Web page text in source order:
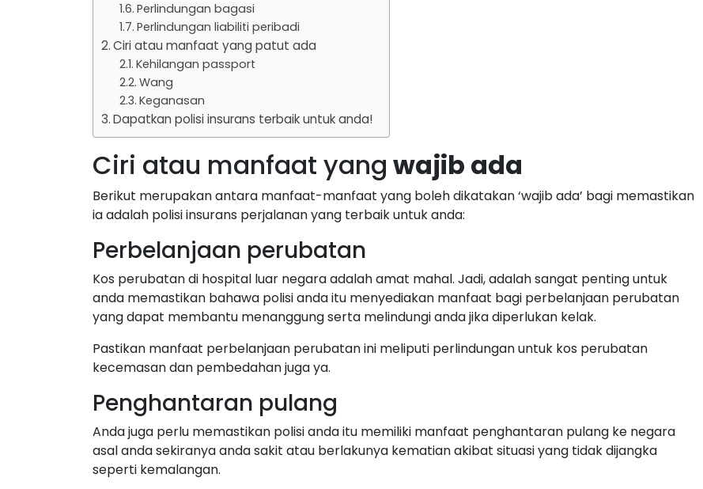
Perlindungan bagasi
Perlindungan liabiliti peribadi
Ciri atau manfaat yang patut ada
Kehilangan passport
Wang
Keganasan
Dapatkan polisi insurans terbaik untuk anda!
Ciri atau manfaat yang wajib ada
Berikut merupakan antara manfaat-manfaat yang boleh dikatakan ‘wajib ada’ bagi memastikan
ia adalah polisi insurans perjalanan yang terbaik untuk anda:
Perbelanjaan perubatan
Kos perubatan di hospital luar negara adalah amat mahal. Jadi, adalah sangat penting untuk
anda memastikan bahawa polisi anda itu menyediakan manfaat bagi perbelanjaan perubatan
yang dapat membantu menanggung serta melindungi anda jika diperlukan kelak.
Pastikan manfaat perbelanjaan perubatan ini meliputi perlindungan untuk kos perubatan
kecemasan dan pembedahan juga ya.
Penghantaran pulang
Anda juga perlu memastikan polisi anda itu memiliki manfaat penghantaran pulang ke negara
asal anda sekiranya anda sakit atau berlakunya kematian akibat situasi yang tidak dijangka
seperti kemalangan.